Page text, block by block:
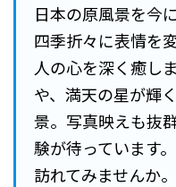
日本の原風景を今
四季折々に表情を
人の心を深く癒し
や、満天の星が輝
景。写真映えも抜
験が待っています
訪れてみませんか。